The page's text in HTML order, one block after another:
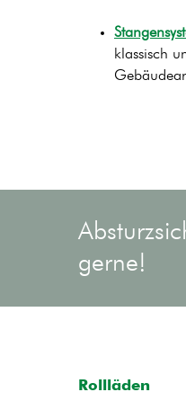
klassisch
gerne!
Rollläden